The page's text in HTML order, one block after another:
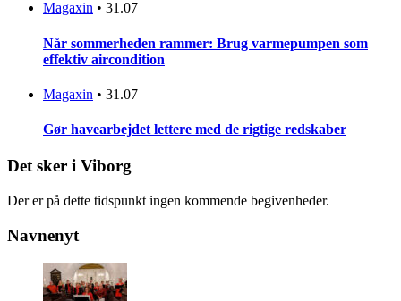
Magaxin • 31.07
Når sommerheden rammer: Brug varmepumpen som
effektiv aircondition
Magaxin • 31.07
Gør havearbejdet lettere med de rigtige redskaber
Det sker i Viborg
Der er på dette tidspunkt ingen kommende begivenheder.
Navnenyt